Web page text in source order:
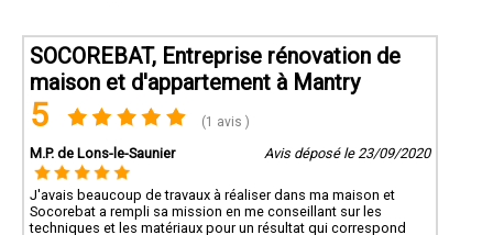
SOCOREBAT, Entreprise rénovation de
maison et d'appartement à Mantry
5 (1 avis )
M.P. de Lons-le-Saunier Avis déposé le 23/09/2020
J'avais beaucoup de travaux à réaliser dans ma maison et
Socorebat a rempli sa mission en me conseillant sur les
techniques et les matériaux pour un résultat qui correspond